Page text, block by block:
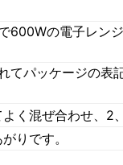
600Wの電子レン
てパッケージの表
く混ぜ合わせ、2
りです。